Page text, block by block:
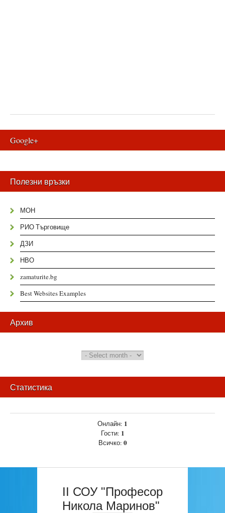
Google+
Полезни връзки
МОН
РИО Търговище
ДЗИ
НВО
zamaturite.bg
Best Websites Examples
Архив
Статистика
Онлайн: 1
Гости: 1
Всичко: 0
II СОУ "Професор
Никола Маринов"